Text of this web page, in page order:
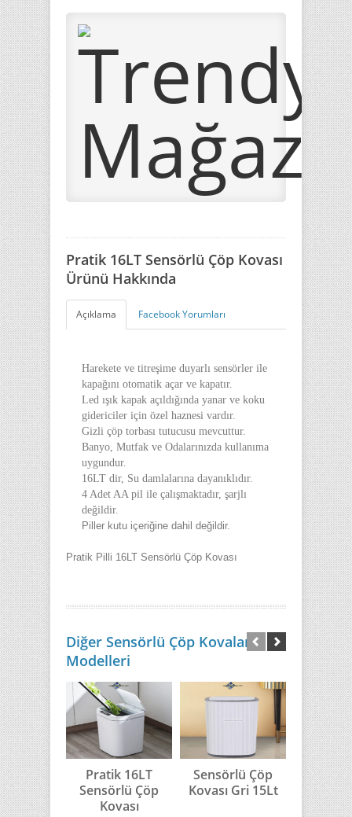
Pratik 16LT Sensörlü Çöp Kovası
Ürünü Hakkında
Açıklama Facebook Yorumları
Harekete ve titreşime duyarlı sensörler ile
kapağını otomatik açar ve kapatır.
Led ışık kapak açıldığında yanar ve koku
gidericiler için özel haznesi vardır.
Gizli çöp torbası tutucusu mevcuttur.
Banyo, Mutfak ve Odalarınızda kullanıma
uygundur.
16LT dir, Su damlalarına dayanıklıdır.
4 Adet AA pil ile çalışmaktadır, şarjlı
değildir.
Piller kutu içeriğine dahil değildir.
Pratik Pilli 16LT Sensörlü Çöp Kovası
Diğer Sensörlü Çöp Kovaları
Modelleri
Pratik 16LT
Sensörlü Çöp
Kovası
Sensörlü Çöp
Kovası Gri 15Lt
Kovası